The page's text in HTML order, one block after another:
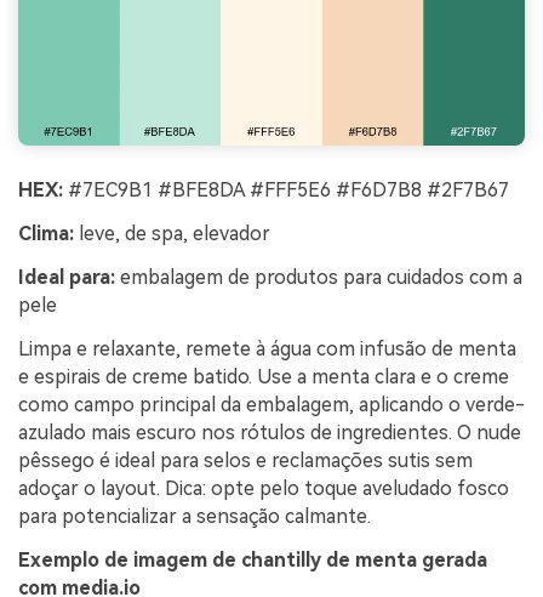
HEX: #7EC9B1 #BFE8DA #FFF5E6 #F6D7B8 #2F7B67
Clima: leve, de spa, elevador
Ideal para: embalagem de produtos para cuidados com a
pele
Limpa e relaxante, remete à água com infusão de menta
e espirais de creme batido. Use a menta clara e o creme
como campo principal da embalagem, aplicando o verde-
azulado mais escuro nos rótulos de ingredientes. O nude
pêssego é ideal para selos e reclamações sutis sem
adoçar o layout. Dica: opte pelo toque aveludado fosco
para potencializar a sensação calmante.
Exemplo de imagem de chantilly de menta gerada
com media.io